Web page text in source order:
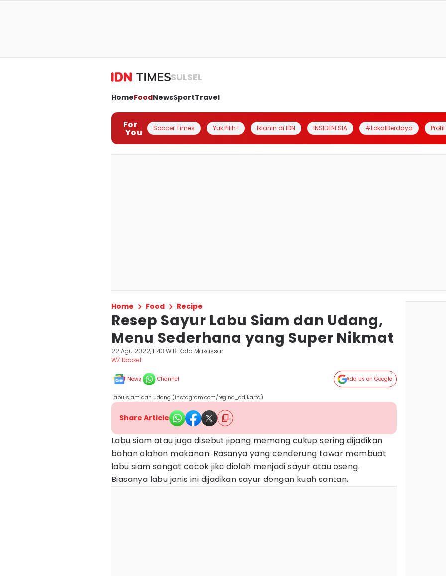
SULSEL
HomeFoodNewsSportTravel
For
You Soccer Times Yuk Pilih ! Iklanin di IDN INSIDENESIA #LokalBerdaya
Home Food Recipe
Resep Sayur Labu Siam dan Udang,
Menu Sederhana yang Super Nikmat
22 Agu 2022, 11:43 WIB Kota Makassar
WZ Rocket
News Channel Add Us on Google
Labu siam dan udang (instagram.com/regina_adikarta)
Share Article
Labu siam atau juga disebut jipang memang cukup sering dijadikan
bahan olahan makanan. Rasanya yang cenderung tawar membuat
labu siam sangat cocok jika diolah menjadi sayur atau oseng.
Biasanya labu jenis ini dijadikan sayur dengan kuah santan.